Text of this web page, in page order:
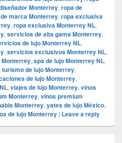
Monterrey, ropa de
marca Monterrey, ropa exclusiva
, ropa exclusiva Monterrey NL,
, servicios de alta gama Monterrey,
de lujo Monterrey NL,
, servicios exclusivos Monterrey NL,
Monterrey, spa de lujo Monterrey NL,
turismo de lujo Monterrey,
de lujo Monterrey,
, viajes de lujo Monterrey, vinos
Monterrey, vinos premium
Monterrey, yates de lujo México,
de lujo Monterrey | Leave a reply